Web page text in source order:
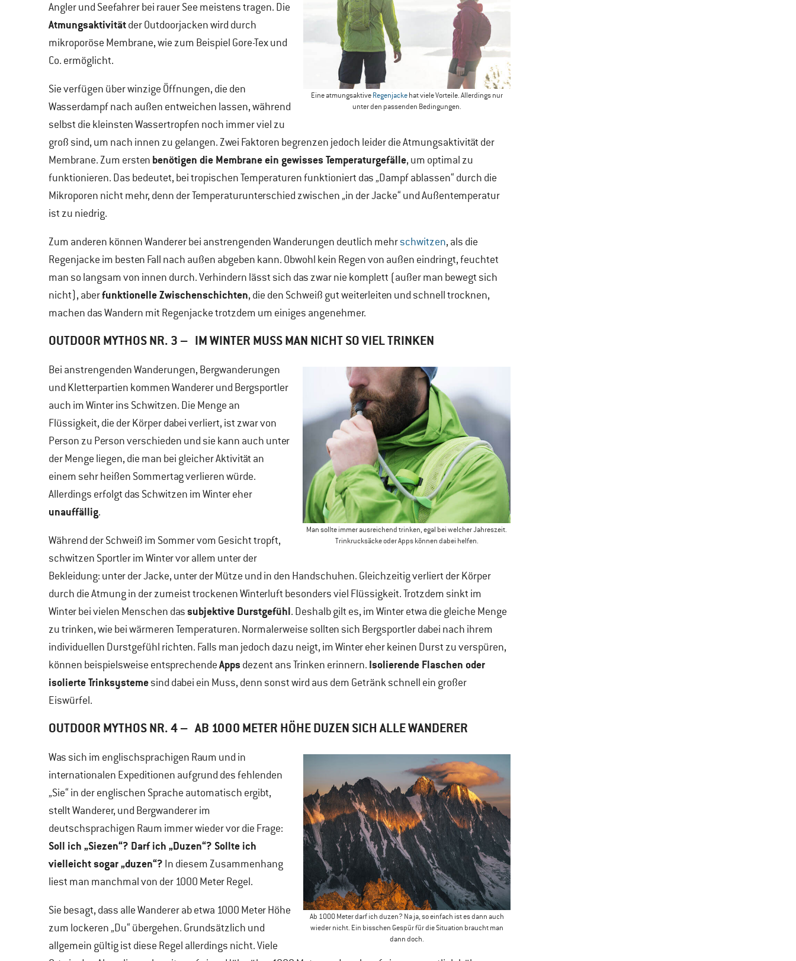
Eine atmungsaktiveRegenjackehat viele Vorteile. Allerdings nur
unter den passenden Bedingungen.
Angler und Seefahrer bei rauer See meistens tragen. Die
Atmungsaktivitätder Outdoorjacken wird durch
mikroporöse Membrane, wie zum Beispiel Gore-Tex und
Co. ermöglicht.
Sie verfügen über winzige Öffnungen, die den
Wasserdampf nach außen entweichen lassen, während
selbst die kleinsten Wassertropfen noch immer viel zu
groß sind, um nach innen zu gelangen. Zwei Faktoren begrenzen jedoch leider die Atmungsaktivität der
Membrane. Zum ersten benötigen die Membrane ein gewisses Temperaturgefälle, um optimal zu
funktionieren. Das bedeutet, bei tropischen Temperaturen funktioniert das „Dampf ablassen“ durch die
Mikroporen nicht mehr, denn der Temperaturunterschied zwischen „in der Jacke“ und Außentemperatur
ist zu niedrig.
Zum anderen können Wanderer bei anstrengenden Wanderungen deutlich mehrschwitzen, als die
Regenjacke im besten Fall nach außen abgeben kann. Obwohl kein Regen von außen eindringt, feuchtet
man so langsam von innen durch. Verhindern lässt sich das zwar nie komplett (außer man bewegt sich
nicht), aberfunktionelle Zwischenschichten, die den Schweiß gut weiterleiten und schnell trocknen,
machen das Wandern mit Regenjacke trotzdem um einiges angenehmer.
OUTDOOR MYTHOS NR. 3 – IM WINTER MUSS MAN NICHT SO VIEL TRINKEN
Man sollte immer ausreichend trinken, egal bei welcher Jahreszeit.
Trinkrucksäcke oder Apps können dabei helfen.
Bei anstrengenden Wanderungen, Bergwanderungen
und Kletterpartien kommen Wanderer und Bergsportler
auch im Winter ins Schwitzen. Die Menge an
Flüssigkeit, die der Körper dabei verliert, ist zwar von
Person zu Person verschieden und sie kann auch unter
der Menge liegen, die man bei gleicher Aktivität an
einem sehr heißen Sommertag verlieren würde.
Allerdings erfolgt das Schwitzen im Winter eher
unauffällig.
Während der Schweiß im Sommer vom Gesicht tropft,
schwitzen Sportler im Winter vor allem unter der
Bekleidung: unter der Jacke, unter der Mütze und in den Handschuhen. Gleichzeitig verliert der Körper
durch die Atmung in der zumeist trockenen Winterluft besonders viel Flüssigkeit. Trotzdem sinkt im
Winter bei vielen Menschen dassubjektive Durstgefühl. Deshalb gilt es, im Winter etwa die gleiche Menge
zu trinken, wie bei wärmeren Temperaturen. Normalerweise sollten sich Bergsportler dabei nach ihrem
individuellen Durstgefühl richten. Falls man jedoch dazu neigt, im Winter eher keinen Durst zu verspüren,
können beispielsweise entsprechendeApps dezent ans Trinken erinnern. Isolierende Flaschen oder
isolierte Trinksystemesind dabei ein Muss, denn sonst wird aus dem Getränk schnell ein großer
Eiswürfel.
OUTDOOR MYTHOS NR. 4 – AB 1000 METER HÖHE DUZEN SICH ALLE WANDERER
Ab 1000 Meter darf ich duzen? Na ja, so einfach ist es dann auch
wieder nicht. Ein bisschen Gespür für die Situation braucht man
dann doch.
Was sich im englischsprachigen Raum und in
internationalen Expeditionen aufgrund des fehlenden
„Sie“ in der englischen Sprache automatisch ergibt,
stellt Wanderer, und Bergwanderer im
deutschsprachigen Raum immer wieder vor die Frage:
Soll ich „Siezen“? Darf ich „Duzen“? Sollte ich
vielleicht sogar „duzen“? In diesem Zusammenhang
liest man manchmal von der 1000 Meter Regel.
Sie besagt, dass alle Wanderer ab etwa 1000 Meter Höhe
zum lockeren „Du“ übergehen. Grundsätzlich und
allgemein gültig ist diese Regel allerdings nicht. Viele